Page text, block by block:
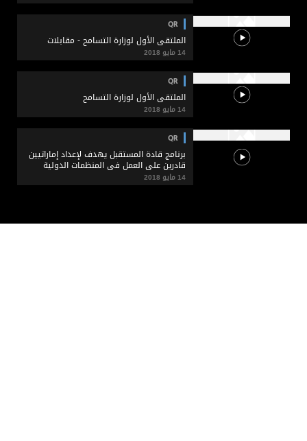
QR
الملتقى الأول لوزارة التسامح - مقابلات
14 مايو 2018
QR
الملتقى الأول لوزارة التسامح
14 مايو 2018
QR
برنامج قادة المستقبل يهدف لإعداد إماراتيين
قادرين على العمل في المنظمات الدولية
14 مايو 2018